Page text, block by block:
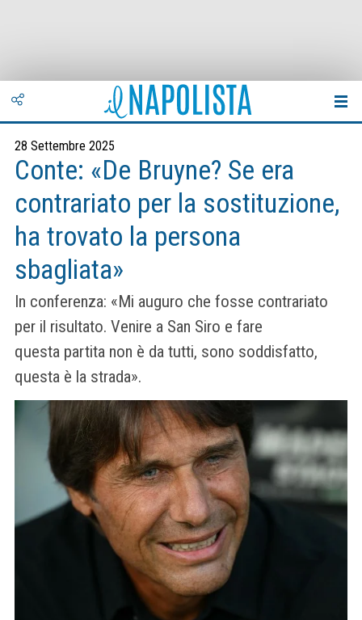
28 Settembre 2025
Conte: «De Bruyne? Se era
contrariato per la sostituzione,
ha trovato la persona
sbagliata»
In conferenza: «Mi auguro che fosse contrariato
per il risultato. Venire a San Siro e fare
questa partita non è da tutti, sono soddisfatto,
questa è la strada».